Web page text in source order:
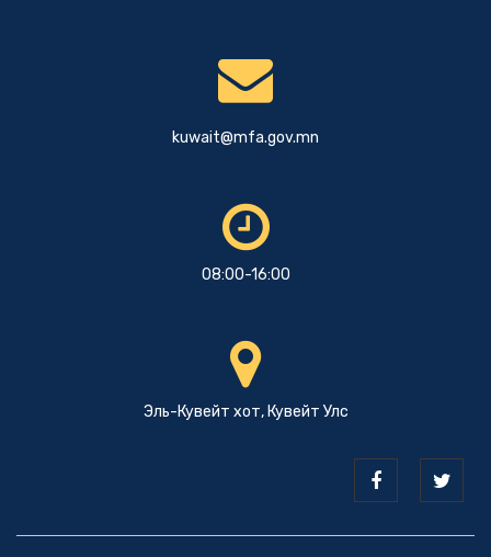
kuwait@mfa.gov.mn
08:00-16:00
Эль-Кувейт хот, Кувейт Улс